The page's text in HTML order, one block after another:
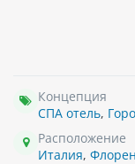
Концепция
СПА отель,
Расположение
Италия,